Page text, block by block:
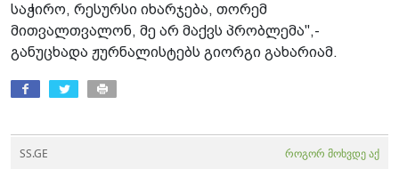
საჭირო, რესურსი იხარჯება, თორემ
მითვალთვალონ, მე არ მაქვს პრობლემა",-
განუცხადა ჟურნალისტებს გიორგი გახარიამ.
SS.GE როგორ მოხვდე აქ